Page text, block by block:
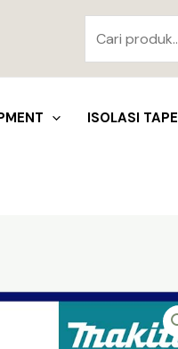
untuk:
ISOLASI TAPE